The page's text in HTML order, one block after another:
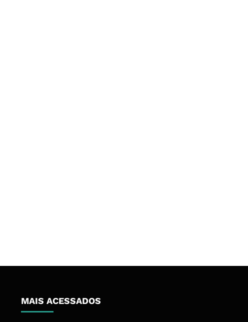
MAIS ACESSADOS